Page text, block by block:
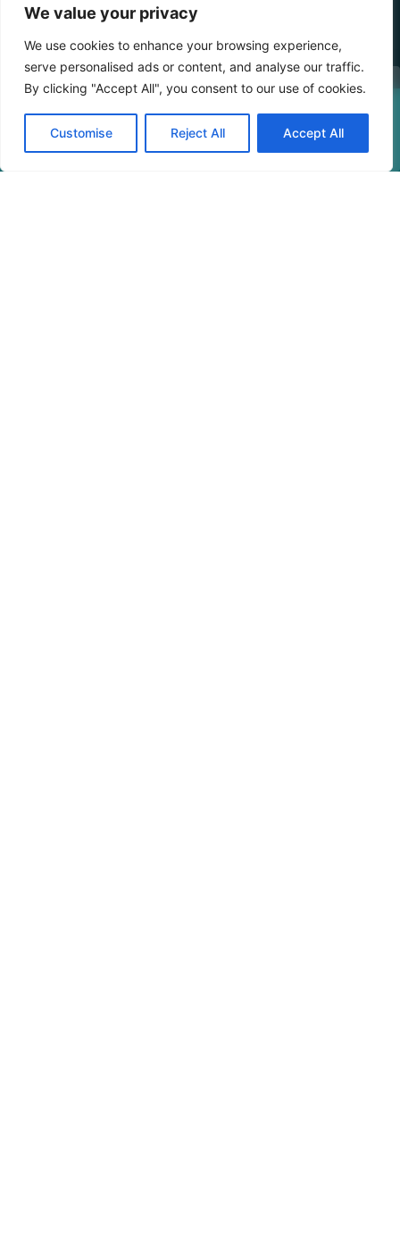
We value your privacy
We use cookies to enhance your browsing experience,
serve personalised ads or content, and analyse our traffic.
By clicking "Accept All", you consent to our use of cookies.
Customise Reject All Accept All
VERIFICA DISPONIBILITÀ
Booking Online by Scidoo
JUNIOR CLUB (DAI 13 ANNI IN POI)
SCOPRI LE ATTIVITÀ
SERVIZIO BABYSITTER